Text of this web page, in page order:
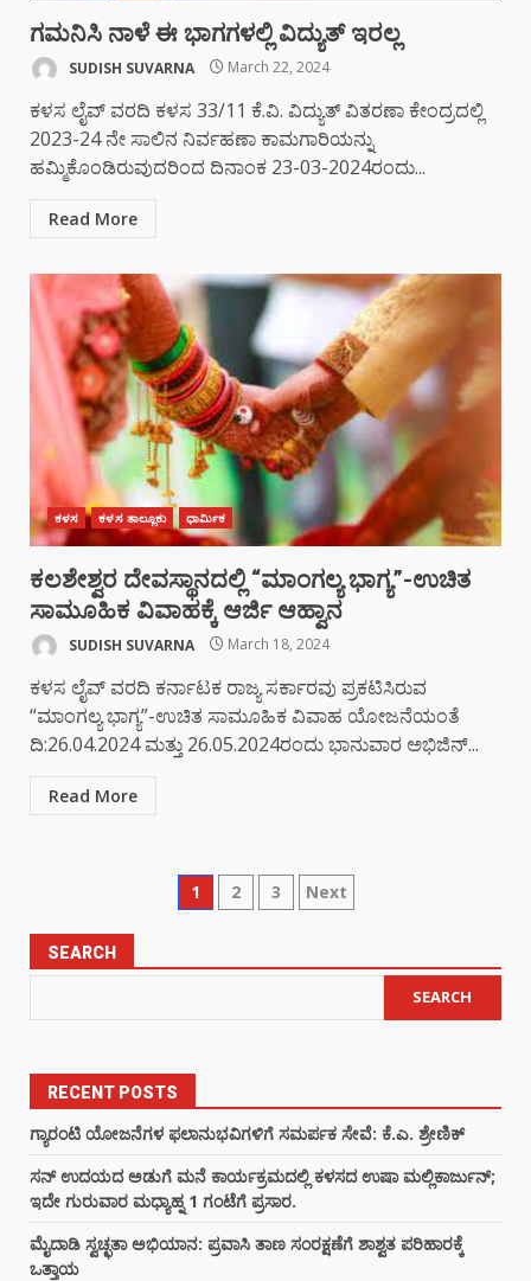
ಗಮನಿಸಿ ನಾಳೆ ಈ ಭಾಗಗಳಲ್ಲಿ ವಿದ್ಯುತ್ ಇರಲ್ಲ
SUDISH SUVARNA March 22, 2024
ಕಳಸ ಲೈವ್ ವರದಿ ಕಳಸ 33/11 ಕೆ.ವಿ. ವಿದ್ಯುತ್ ವಿತರಣಾ ಕೇಂದ್ರದಲ್ಲಿ
2023-24 ನೇ ಸಾಲಿನ ನಿರ್ವಹಣಾ ಕಾಮಗಾರಿಯನ್ನು
ಹಮ್ಮಿಕೊಂಡಿರುವುದರಿಂದ ದಿನಾಂಕ 23-03-2024ರಂದು...
Read More
ಕಳಸ ಕಳಸ ತಾಲ್ಲೂಕು ಧಾರ್ಮಿಕ
ಕಲಶೇಶ್ವರ ದೇವಸ್ಥಾನದಲ್ಲಿ “ಮಾಂಗಲ್ಯ ಭಾಗ್ಯ”-ಉಚಿತ
ಸಾಮೂಹಿಕ ವಿವಾಹಕ್ಕೆ ಆರ್ಜಿ ಆಹ್ವಾನ
SUDISH SUVARNA March 18, 2024
ಕಳಸ ಲೈವ್ ವರದಿ ಕರ್ನಾಟಕ ರಾಜ್ಯ ಸರ್ಕಾರವು ಪ್ರಕಟಿಸಿರುವ
“ಮಾಂಗಲ್ಯ ಭಾಗ್ಯ”-ಉಚಿತ ಸಾಮೂಹಿಕ ವಿವಾಹ ಯೋಜನೆಯಂತೆ
ದಿ:26.04.2024 ಮತ್ತು 26.05.2024ರಂದು ಭಾನುವಾರ ಅಭಿಜಿನ್...
Read More
1 2 3 Next
SEARCH
SEARCH
RECENT POSTS
ಗ್ಯಾರಂಟಿ ಯೋಜನೆಗಳ ಫಲಾನುಭವಿಗಳಿಗೆ ಸಮರ್ಪಕ ಸೇವೆ: ಕೆ.ಎ. ಶ್ರೇಣಿಕ್
ಸನ್ ಉದಯದ ಅಡುಗೆ ಮನೆ ಕಾರ್ಯಕ್ರಮದಲ್ಲಿ ಕಳಸದ ಉಷಾ ಮಲ್ಲಿಕಾರ್ಜುನ್;
ಇದೇ ಗುರುವಾರ ಮಧ್ಯಾಹ್ನ 1 ಗಂಟೆಗೆ ಪ್ರಸಾರ.
ಮೈದಾಡಿ ಸ್ವಚ್ಛತಾ ಅಭಿಯಾನ: ಪ್ರವಾಸಿ ತಾಣ ಸಂರಕ್ಷಣೆಗೆ ಶಾಶ್ವತ ಪರಿಹಾರಕ್ಕೆ
ಒತ್ತಾಯ